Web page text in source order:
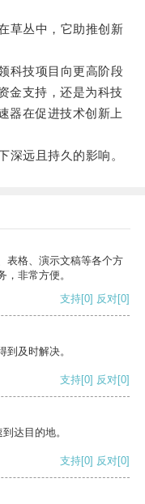
丛中，它助推创新
技项目向更高阶段
金支持，还是为科技
器在促进技术创新上
远且持久的影响。
表格、演示文稿等各个方
非常方便。
支持[0] 反对[0]
及时解决。
支持[0] 反对[0]
达目的地。
支持[0] 反对[0]